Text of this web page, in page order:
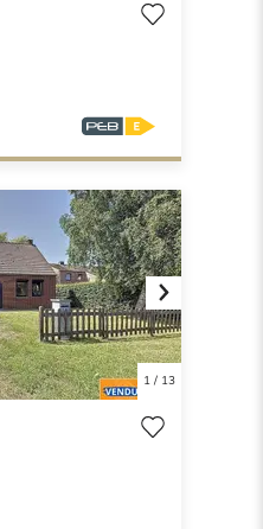
Next
1/ 13